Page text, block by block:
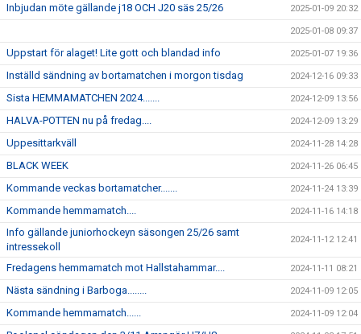
Inbjudan möte gällande j18 OCH J20 säs 25/26 2025-01-09 20:32
2025-01-08 09:37
Uppstart för alaget! Lite gott och blandad info 2025-01-07 19:36
Inställd sändning av bortamatchen i morgon tisdag 2024-12-16 09:33
Sista HEMMAMATCHEN 2024....... 2024-12-09 13:56
HALVA-POTTEN nu på fredag.... 2024-12-09 13:29
Uppesittarkväll 2024-11-28 14:28
BLACK WEEK 2024-11-26 06:45
Kommande veckas bortamatcher....... 2024-11-24 13:39
Kommande hemmamatch.... 2024-11-16 14:18
Info gällande juniorhockeyn säsongen 25/26 samt
intressekoll
2024-11-12 12:41
Fredagens hemmamatch mot Hallstahammar.... 2024-11-11 08:21
Nästa sändning i Barboga........ 2024-11-09 12:05
Kommande hemmamatch...... 2024-11-09 12:04